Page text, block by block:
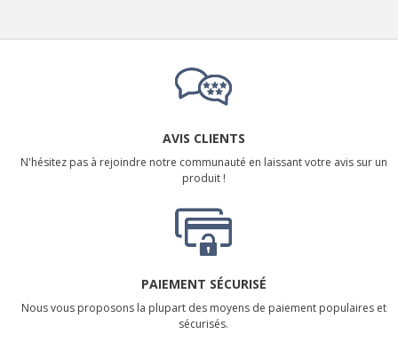
AVIS CLIENTS
N'hésitez pas à rejoindre notre communauté en laissant votre avis sur un
produit !
PAIEMENT SÉCURISÉ
Nous vous proposons la plupart des moyens de paiement populaires et
sécurisés.